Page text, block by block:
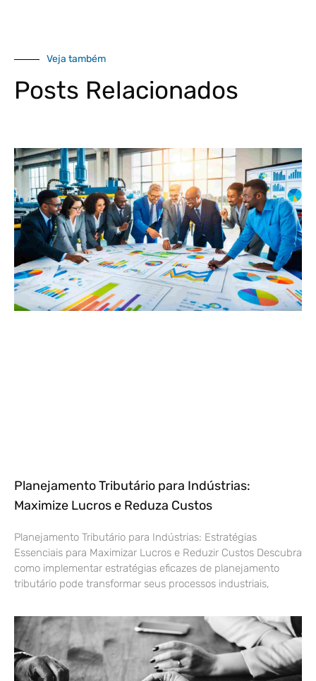
Veja também
Posts Relacionados
Planejamento Tributário para Indústrias:
Maximize Lucros e Reduza Custos
Planejamento Tributário para Indústrias: Estratégias
Essenciais para Maximizar Lucros e Reduzir Custos Descubra
como implementar estratégias eficazes de planejamento
tributário pode transformar seus processos industriais,